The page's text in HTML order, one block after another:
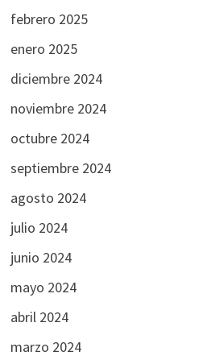
febrero 2025
enero 2025
diciembre 2024
noviembre 2024
octubre 2024
septiembre 2024
agosto 2024
julio 2024
junio 2024
mayo 2024
abril 2024
marzo 2024